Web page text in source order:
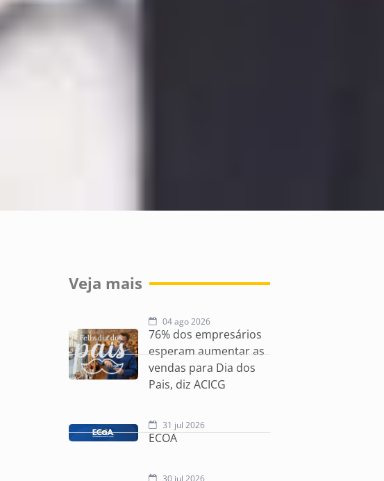
Veja mais
04 ago 2026
76% dos empresários
esperam aumentar as
vendas para Dia dos
Pais, diz ACICG
31 jul 2026
ECOA